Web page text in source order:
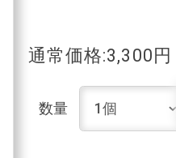
通常価格:3,300円
数量